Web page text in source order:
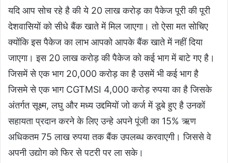
यदि आप सोच रहे है की ये 20 लाख करोड़ का पैकेज पूरी की पूरी
देशवासियों को सीधे बैंक खाते में मिल जाएगा। तो ऐसा मत सोचिए
क्योंकि इस पैकेज का लाभ आपको आपके बैंक खाते में नहीं दिया
जाएगा। इस 20 लाख करोड़ की पैकेज को कई भाग में बाटे गए है।
जिसमें से एक भाग 20,000 करोड़ का है उसमें भी कई भाग है
जिसमे से एक भाग CGTMSI 4,000 करोड़ रुपया का है जिसके
अंतर्गत सूक्ष्म, लघु और मध्य उद्दमियों जो कर्ज में डूबे हुए है उनकों
सहायता प्रदान करने के लिए उन्हे अपने पूंजी का 15% ऋण
अधिकतम 75 लाख रुपया तक बैंक उपलब्ध करवाएगी। जिससे वे
अपनी उद्योग को फिर से पटरी पर ला सके।